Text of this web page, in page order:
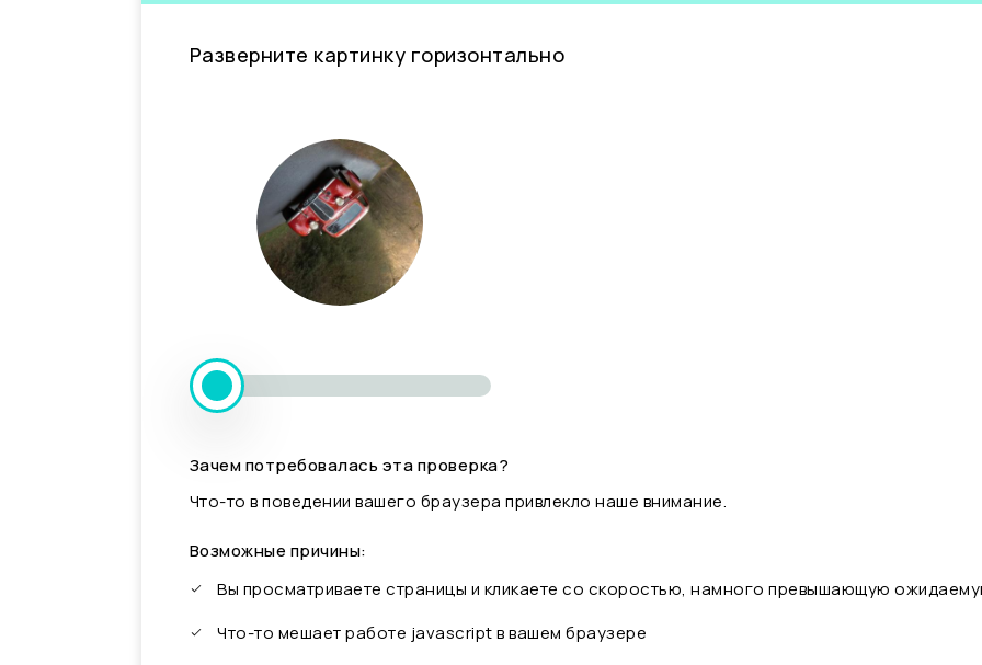
Разверните картинку горизонтально
Зачем потребовалась эта проверка?
Что-то в поведении вашего браузера привлекло наше внимание.
Возможные причины:
Вы просматриваете страницы и кликаете со скоростью, намного превышающую
Что-то мешает работе javascript в вашем браузере